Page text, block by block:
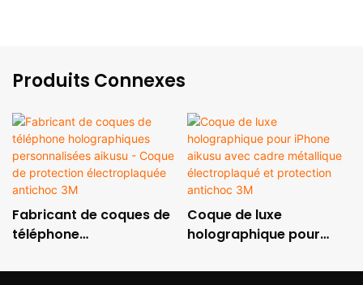
Produits Connexes
Fabricant de coques de
téléphone
personnalisées aikusu -
Coque de luxe
holographique pour
cadre métallique